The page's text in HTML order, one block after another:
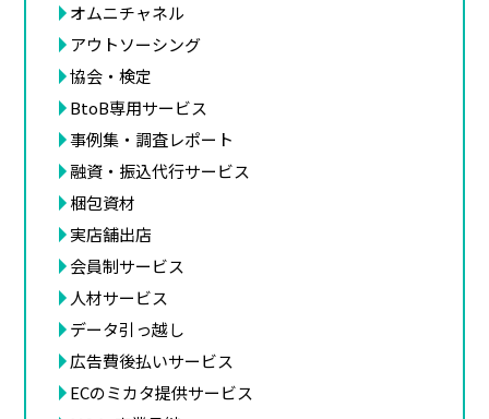
オムニチャネル
アウトソーシング
協会・検定
BtoB専用サービス
事例集・調査レポート
融資・振込代行サービス
梱包資材
実店舗出店
会員制サービス
人材サービス
データ引っ越し
広告費後払いサービス
ECのミカタ提供サービス